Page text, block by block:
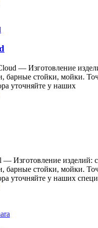
— Изготовление
барные стойки, мойки.
уточняйте у наших
— Изготовление изделий:
барные стойки, мойки.
уточняйте у наших